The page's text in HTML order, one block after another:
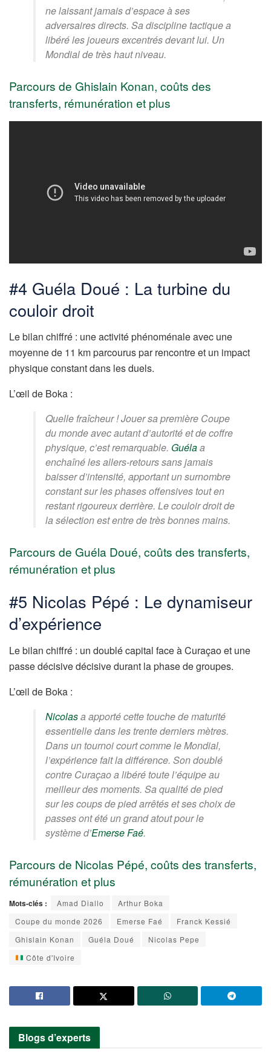
ne laissant jamais d’espace à ses
adversaires directs. Sa discipline tactique a
libéré les joueurs excentrés devant lui. Un
Mondial de très haut niveau.
Parcours de Ghislain Konan, coûts des
transferts, rémunération et plus
#4 Guéla Doué : La turbine du
couloir droit
Le bilan chiffré : une activité phénoménale avec une
moyenne de 11 km parcourus par rencontre et un impact
physique constant dans les duels.
L’œil de Boka :
Quelle fraîcheur ! Jouer sa première Coupe
du monde avec autant d’autorité et de coffre
physique, c’est remarquable. Guélaa
enchaîné les allers-retours sans jamais
baisser d’intensité, apportant un surnombre
constant sur les phases offensives tout en
restant rigoureux derrière. Le couloir droit de
la sélection est entre de très bonnes mains.
Parcours de Guéla Doué, coûts des transferts,
rémunération et plus
#5 Nicolas Pépé : Le dynamiseur
d’expérience
Le bilan chiffré : un doublé capital face à Curaçao et une
passe décisive décisive durant la phase de groupes.
L’œil de Boka :
Nicolasa apporté cette touche de maturité
essentielle dans les trente derniers mètres.
Dans un tournoi court comme le Mondial,
l’expérience fait la différence. Son doublé
contre Curaçao a libéré toute l’équipe au
meilleur des moments. Sa qualité de pied
sur les coups de pied arrêtés et ses choix de
passes ont été un grand atout pour le
système d’Emerse Faé.
Parcours de Nicolas Pépé, coûts des transferts,
rémunération et plus
Mots-clés : Amad Diallo
Arthur Boka
Coupe du monde 2026
Emerse Faé
Franck Kessié
Ghislain Konan
Guéla Doué
Nicolas Pepe
Côte d'Ivoire
Blogs d’experts